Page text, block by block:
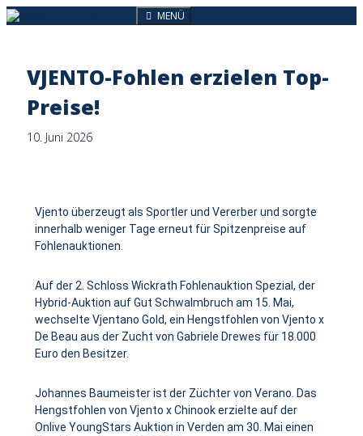
MENÜ
VJENTO-Fohlen erzielen Top-
Preise!
10. Juni 2026
Vjento überzeugt als Sportler und Vererber und sorgte
innerhalb weniger Tage erneut für Spitzenpreise auf
Fohlenauktionen.
Auf der 2. Schloss Wickrath Fohlenauktion Spezial, der
Hybrid-Auktion auf Gut Schwalmbruch am 15. Mai,
wechselte Vjentano Gold, ein Hengstfohlen von Vjento x
De Beau aus der Zucht von Gabriele Drewes für 18.000
Euro den Besitzer.
Johannes Baumeister ist der Züchter von Verano. Das
Hengstfohlen von Vjento x Chinook erzielte auf der
Onlive YoungStars Auktion in Verden am 30. Mai einen